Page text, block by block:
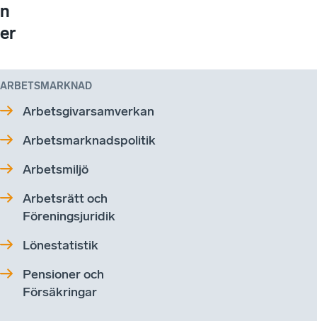
n
er
ARBETSMARKNAD
Arbetsgivarsamverkan
Arbetsmarknadspolitik
Arbetsmiljö
Arbetsrätt och
Föreningsjuridik
Lönestatistik
Pensioner och
Försäkringar